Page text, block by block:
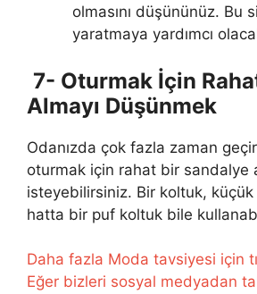
olmasını düşününüz. Bu
yaratmaya yardımcı
7- Oturmak İçin
Almayı Düşünmek
Odanızda çok fazla zaman
oturmak için rahat bir sandalye
isteyebilirsiniz. Bir koltuk,
hatta bir puf koltuk bile
Daha fazla Moda tavsiyesi için
Eğer bizleri sosyal medyadan